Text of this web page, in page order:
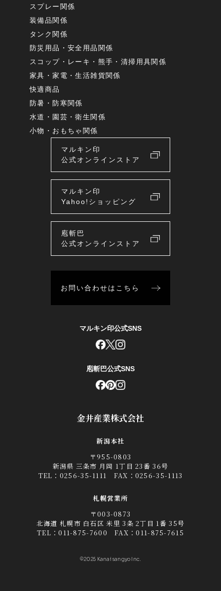
金井産業株式会社
新潟本社
〒955-0803
新潟県 三条市 月岡 1丁目 23番 36号
TEL： 0256-35-1111 FAX：0256-35-1113
札幌営業所
〒003-0873
北海道 札幌市 白石区 米里 3条 2丁目 1番 35号
TEL：011-875-7600 FAX：011-875-7615
©2025 Kanai sangyo Inc.
スプレー関係
装備品関係
タンク関係
防災用品・安全用品関係
スコップ・レーキ・熊手・清掃用具関係
家具・家電・生活雑貨関係
快適商品
防暑・防寒関係
水道・園芸・衛生関係
小物・おもちゃ関係
マルキン印
公式オンラインストア
マルキン印
Yahoo!ショッピング
庖斬巴
公式オンラインストア
お問い合わせはこちら
マルキン印公式SNS
庖斬巴公式SNS